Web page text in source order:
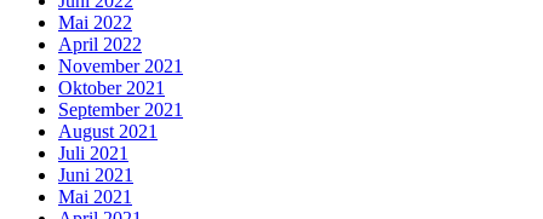
Mai 2022
April 2022
November 2021
Oktober 2021
September 2021
August 2021
Juli 2021
Juni 2021
Mai 2021